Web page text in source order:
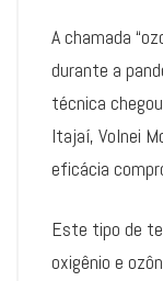
A chamada
durante a
técnica
Itajaí, Volnei
eficácia
Este tipo de
oxigênio e